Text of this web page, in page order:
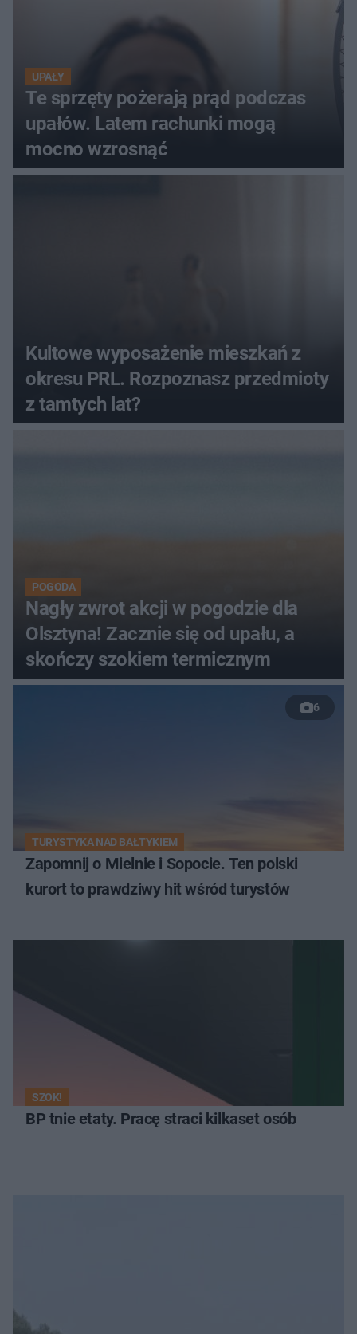
UPAŁY
Te sprzęty pożerają prąd podczas
upałów. Latem rachunki mogą
mocno wzrosnąć
Kultowe wyposażenie mieszkań z
okresu PRL. Rozpoznasz przedmioty
z tamtych lat?
POGODA
Nagły zwrot akcji w pogodzie dla
Olsztyna! Zacznie się od upału, a
skończy szokiem termicznym
6
TURYSTYKA NAD BAŁTYKIEM
Zapomnij o Mielnie i Sopocie. Ten polski
kurort to prawdziwy hit wśród turystów
SZOK!
BP tnie etaty. Pracę straci kilkaset osób